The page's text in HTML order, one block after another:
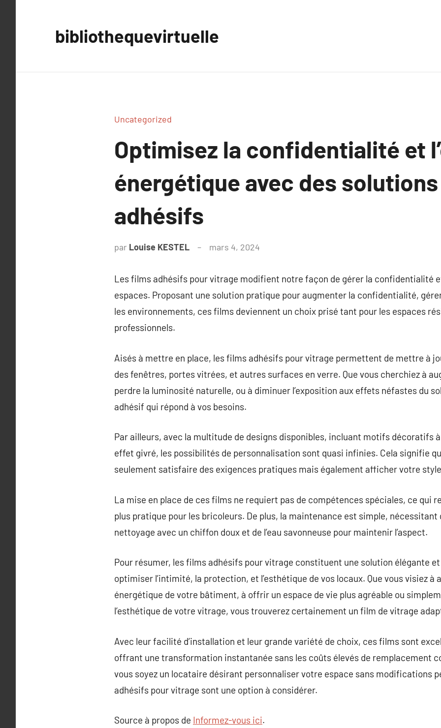
bibliothequevirtuelle
Uncategorized
Optimisez la confidentialité et
énergétique avec des
adhésifs
par Louise KESTEL mars 4, 2024
Les films adhésifs pour vitrage modifient notre façon de gérer la confidentialité
espaces. Proposant une solution pratique pour augmenter la confidentialité,
les environnements, ces films deviennent un choix prisé tant pour les espaces
professionnels.
Aisés à mettre en place, les films adhésifs pour vitrage permettent de mettre à
des fenêtres, portes vitrées, et autres surfaces en verre. Que vous cherchiez à
perdre la luminosité naturelle, ou à diminuer l’exposition aux effets néfastes du
adhésif qui répond à vos besoins.
Par ailleurs, avec la multitude de designs disponibles, incluant motifs décoratifs
effet givré, les possibilités de personnalisation sont quasi infinies. Cela signifie
seulement satisfaire des exigences pratiques mais également afficher votre
La mise en place de ces films ne requiert pas de compétences spéciales, ce qui
plus pratique pour les bricoleurs. De plus, la maintenance est simple, nécessitant
nettoyage avec un chiffon doux et de l’eau savonneuse pour maintenir l’aspect.
Pour résumer, les films adhésifs pour vitrage constituent une solution élégante
optimiser l’intimité, la protection, et l’esthétique de vos locaux. Que vous visiez à
énergétique de votre bâtiment, à offrir un espace de vie plus agréable ou
l’esthétique de votre vitrage, vous trouverez certainement un film de vitrage
Avec leur facilité d’installation et leur grande variété de choix, ces films sont
offrant une transformation instantanée sans les coûts élevés de remplacement
vous soyez un locataire désirant personnaliser votre espace sans modifications
adhésifs pour vitrage sont une option à considérer.
Source à propos de Informez-vous ici.